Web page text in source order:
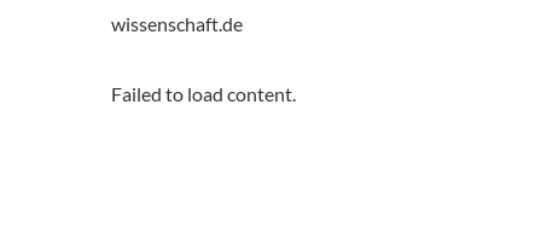
wissenschaft.de
Failed to load content.